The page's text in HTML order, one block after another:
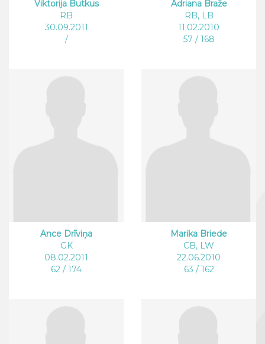
Viktorija Butkus
RB
30.09.2011
/
Adriana Braže
RB, LB
11.02.2010
57 / 168
Ance Drīviņa
GK
08.02.2011
62 / 174
Marika Briede
CB, LW
22.06.2010
63 / 162